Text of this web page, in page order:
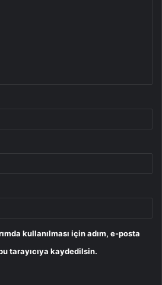
kullanılması için adım, e-posta
tarayıcıya kaydedilsin.